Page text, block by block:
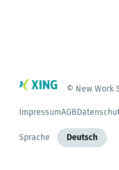
© New Work
ImpressumAGB
Sprache Deutsch